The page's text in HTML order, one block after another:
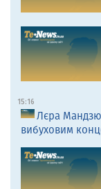
15:16
Лєра
вибуховим